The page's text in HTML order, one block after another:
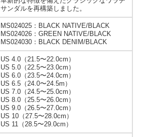
サンダルを再構築しました。
MS024025：BLACK NATIVE/BLACK
MS024026：GREEN NATIVE/BLACK
MS024030：BLACK DENIM/BLACK
US 4.0（21.5〜22.0cm）
US 5.0（22.5〜23.0cm）
US 6.0（23.5〜24.0cm）
US 6.5（24.0〜24.5m）
US 7.0（24.5〜25.0cm）
US 8.0（25.5〜26.0cm）
US 9.0（26.5〜27.0cm）
US 10（27.5〜28.0cm）
US 11（28.5〜29.0cm）